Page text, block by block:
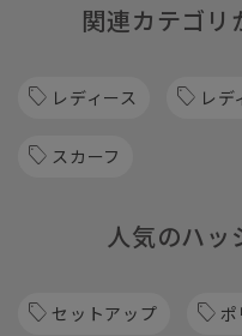
関連カテゴリ
レディース レ
スカーフ
人気のハッ
セットアップ